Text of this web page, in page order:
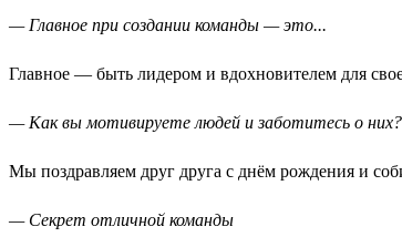
— Главное при создании команды — это...
Главное — быть лидером и вдохновителем для
— Как вы мотивируете людей и заботитесь о них?
Мы поздравляем друг друга с днём рождения и
— Секрет отличной команды